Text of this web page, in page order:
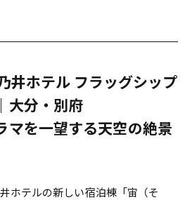
井ホテル フラッグシップ
大分・別府
マを一望する天空の絶景
ホテルの新しい宿泊棟「宙（そ